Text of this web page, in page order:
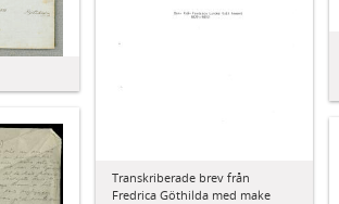
Transkriberade brev från
Fredrica Göthilda med make